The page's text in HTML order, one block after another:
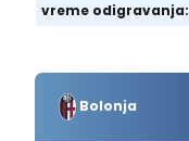
vreme odigravanja:
Bolonja